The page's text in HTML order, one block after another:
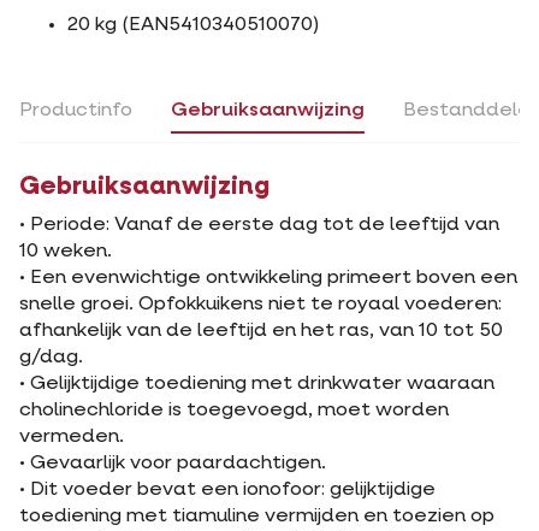
20 kg (EAN5410340510070)
Productinfo Gebruiksaanwijzing
Gebruiksaanwijzing
• Periode: Vanaf de eerste dag tot de leeftijd van
10 weken.
• Een evenwichtige ontwikkeling primeert boven een
snelle groei. Opfokkuikens niet te royaal voederen:
afhankelijk van de leeftijd en het ras, van 10 tot 50
g/dag.
• Gelijktijdige toediening met drinkwater waaraan
cholinechloride is toegevoegd, moet worden
vermeden.
• Gevaarlijk voor paardachtigen.
• Dit voeder bevat een ionofoor: gelijktijdige
toediening met tiamuline vermijden en toezien op